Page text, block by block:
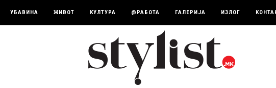
УБАВИНА ЖИВОТ КУЛТУРА @РАБОТА ГАЛЕРИЈА ИЗЛОГ